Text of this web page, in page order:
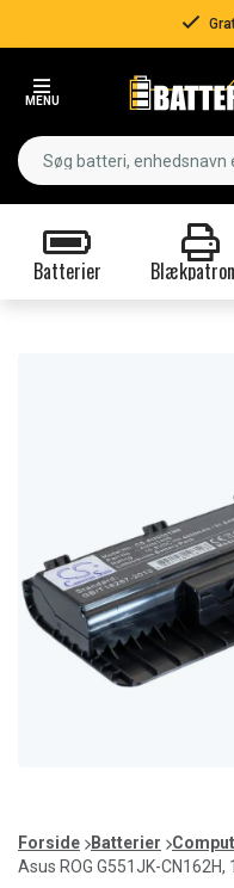
MENU
Batterier
of
1
Forside Batterier
Asus ROG G551JK-CN162H,